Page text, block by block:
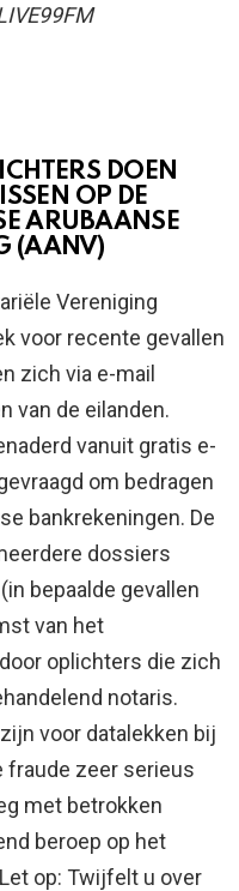
DOEN
OP DE
ARUBAANSE
(AANV)
Vereniging
voor recente gevallen
zich via e-mail
van de eilanden.
vanuit gratis e-
om bedragen
bankrekeningen. De
dossiers
bepaalde gevallen
van het
oplichters die zich
notaris.
voor datalekken bij
fraude zeer serieus
met betrokken
beroep op het
op: Twijfelt u over